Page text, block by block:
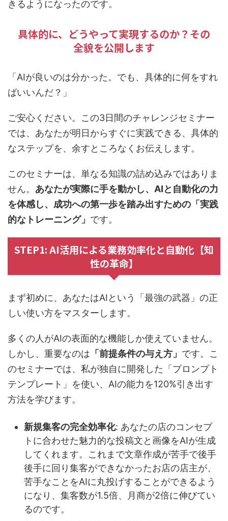
きるようになったのです。
具体的に、どうやって実現するのか？その
全貌を公開します
「AIが良いのは分かった。でも、具体的に何をすれ
ばいいんだ？」
ご安心ください。この3日間のチャレンジセミナー
では、あなたが明日からすぐに実践できる、具体的
なステップを、余すところなくお伝えします。
このセミナーは、単なる知識の詰め込みではありま
せん。 あなたが実際に手を動かし、AIと自動化の力
を体感し、成功への第一歩を踏み出すための「実践
的なトレーニング」 です。
STEP1: AI活用による業務効率化と自動化【知
性の革命】
まず初めに、あなたはAIという「最強の武器」の正
しい使い方をマスターします。
多くの人がAIの表面的な機能しか使えていません。
しかし、重要なのは 「前提条件の与え方」 です。こ
のセミナーでは、私が独自に開発した「プロンプト
テンプレート」を使い、AIの能力を120%引き出す
方法を学びます。
新規集客の完全効率化: あなたの店のコンセプ
トに合わせた魅力的な投稿文と画像をAIが生成
してくれます。これまで文章作成が苦手で後手
後手に回り集客ができなかったお店の店主が、
苦手なことをAIに丸投げすることができるよう
になり、集客数が1.5倍、月商が2倍に伸びてい
るのです。